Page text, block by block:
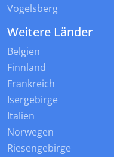
Vogelsberg
Weitere Länder
Belgien
Finnland
Frankreich
Isergebirge
Italien
Norwegen
Riesengebirge